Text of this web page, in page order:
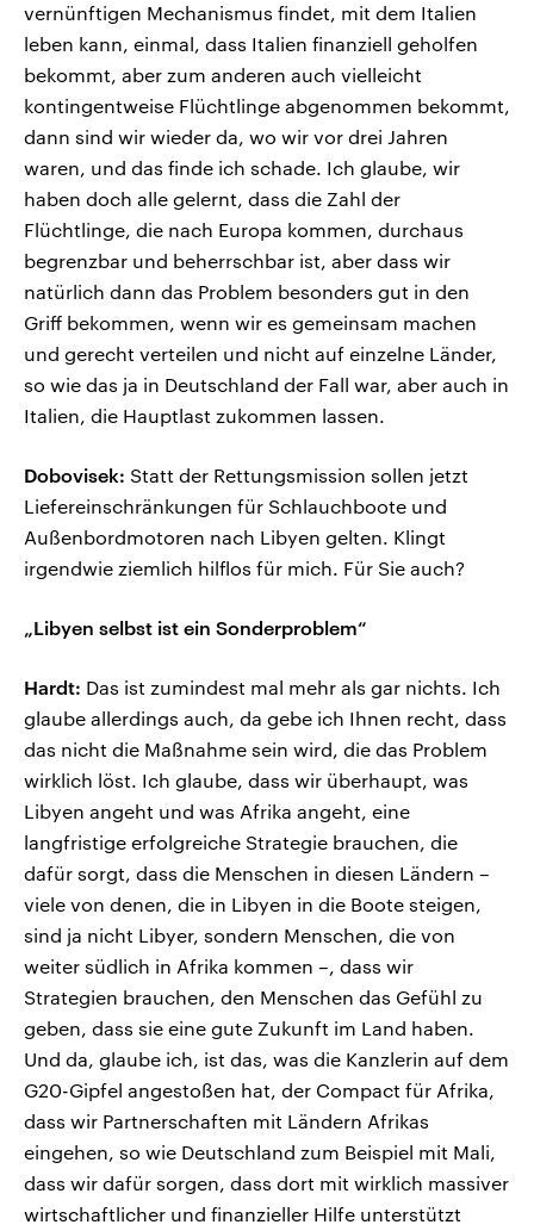
vernünftigen Mechanismus findet, mit dem Italien
leben kann, einmal, dass Italien finanziell geholfen
bekommt, aber zum anderen auch vielleicht
kontingentweise Flüchtlinge abgenommen bekommt,
dann sind wir wieder da, wo wir vor drei Jahren
waren, und das finde ich schade. Ich glaube, wir
haben doch alle gelernt, dass die Zahl der
Flüchtlinge, die nach Europa kommen, durchaus
begrenzbar und beherrschbar ist, aber dass wir
natürlich dann das Problem besonders gut in den
Griff bekommen, wenn wir es gemeinsam machen
und gerecht verteilen und nicht auf einzelne Länder,
so wie das ja in Deutschland der Fall war, aber auch in
Italien, die Hauptlast zukommen lassen.
Dobovisek: Statt der Rettungsmission sollen jetzt
Liefereinschränkungen für Schlauchboote und
Außenbordmotoren nach Libyen gelten. Klingt
irgendwie ziemlich hilflos für mich. Für Sie auch?
„Libyen selbst ist ein Sonderproblem“
Hardt: Das ist zumindest mal mehr als gar nichts. Ich
glaube allerdings auch, da gebe ich Ihnen recht, dass
das nicht die Maßnahme sein wird, die das Problem
wirklich löst. Ich glaube, dass wir überhaupt, was
Libyen angeht und was Afrika angeht, eine
langfristige erfolgreiche Strategie brauchen, die
dafür sorgt, dass die Menschen in diesen Ländern –
viele von denen, die in Libyen in die Boote steigen,
sind ja nicht Libyer, sondern Menschen, die von
weiter südlich in Afrika kommen –, dass wir
Strategien brauchen, den Menschen das Gefühl zu
geben, dass sie eine gute Zukunft im Land haben.
Und da, glaube ich, ist das, was die Kanzlerin auf dem
G20-Gipfel angestoßen hat, der Compact für Afrika,
dass wir Partnerschaften mit Ländern Afrikas
eingehen, so wie Deutschland zum Beispiel mit Mali,
dass wir dafür sorgen, dass dort mit wirklich massiver
wirtschaftlicher und finanzieller Hilfe unterstützt